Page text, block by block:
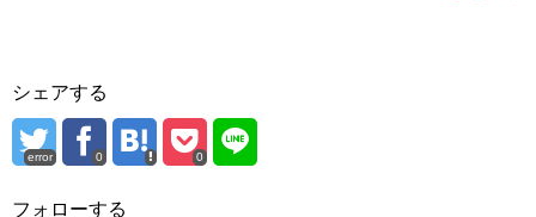
シェアする
error 0 0
フォローする